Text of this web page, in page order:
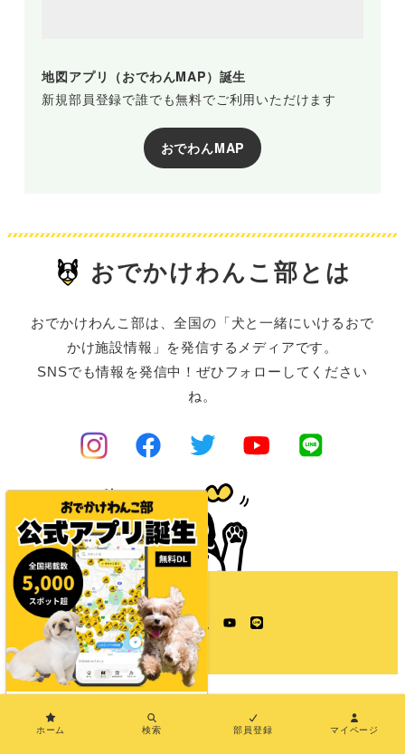
地図アプリ（おでわんMAP）誕生
新規部員登録で誰でも無料でご利用いただけます
おでわんMAP
おでかけわんこ部とは
おでかけわんこ部は、全国の「犬と一緒にいけるおで
かけ施設情報」を発信するメディアです。
SNSでも情報を発信中！ぜひフォローしてください
ね。
Instagram
Facebook
TwitterYouTube
LINE
ホーム 検索 部員登録 マイページ